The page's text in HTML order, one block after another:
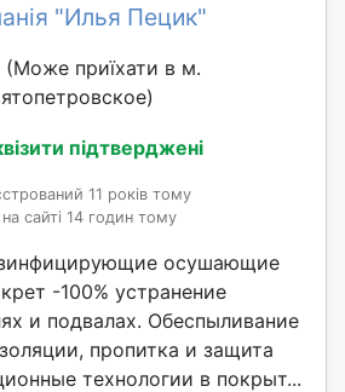
"Илья Пецик"
(Може приїхати в м.
підтверджені
11 років тому
сайті 14 годин тому
осушающие
-100% устранение
и подвалах. Обеспыливание
пропитка и защита
технологии в покрыт...